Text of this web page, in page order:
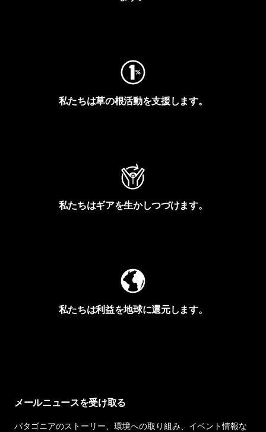
私たちは草の根活動を支援します。
私たちはギアを生かしつづけます。
私たちは利益を地球に還元します。
メールニュースを受け取る
パタゴニアのストーリー、環境への取り組み、イベント情報な